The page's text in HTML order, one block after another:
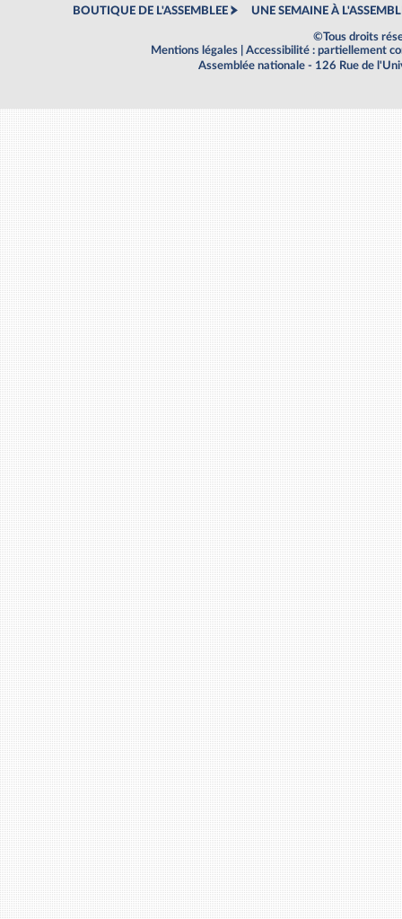
BOUTIQUE DE L'ASSEMBLEE UNE SEMAINE À
©Tous droits
Mentions légales
Accessibilité : partiellement
Assemblée nationale - 126 Rue de